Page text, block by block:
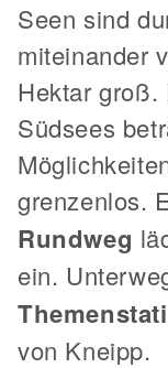
Seen sind
miteinander
Hektar groß.
Südsees
grenzenlos.
Rundweg
ein.
von Kneipp.